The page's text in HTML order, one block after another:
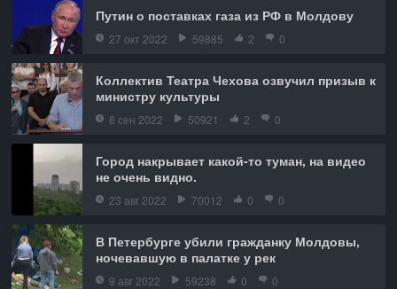
Путин о поставках газа из РФ в Молдову
27 окт 2022 59885 2 0
Коллектив Театра Чехова озвучил призыв к
министру культуры
8 сен 2022 50921 2 0
Город накрывает какой-то туман, на видео
не очень видно.
23 авг 2022 70012 0 0
В Петербурге убили гражданку Молдовы,
ночевавшую в палатке у рек
9 авг 2022 59238 0 0